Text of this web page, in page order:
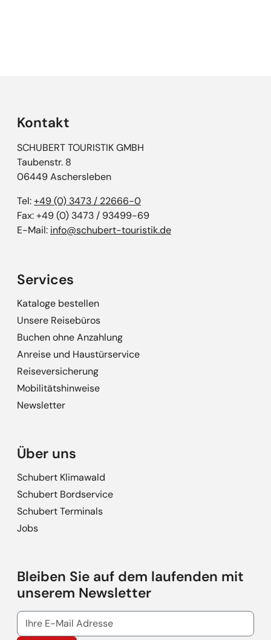
Kontakt
SCHUBERT TOURISTIK GMBH
Taubenstr. 8
06449 Aschersleben
Tel:+49 (0) 3473 / 22666-0
Fax: +49 (0) 3473 / 93499-69
E-Mail: info@schubert-touristik.de
Services
Kataloge bestellen
Unsere Reisebüros
Buchen ohne Anzahlung
Anreise und Haustürservice
Reiseversicherung
Mobilitätshinweise
Newsletter
Über uns
Schubert Klimawald
Schubert Bordservice
Schubert Terminals
Jobs
Bleiben Sie auf dem laufenden mit
unserem Newsletter